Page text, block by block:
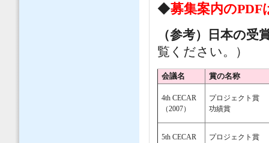
◆募集案内のPDF
（参考）日本の受
覧ください。）
会議名 賞の名称
4th CECAR
（2007）
プロジェクト賞
功績賞
5th CECAR
プロジェクト賞